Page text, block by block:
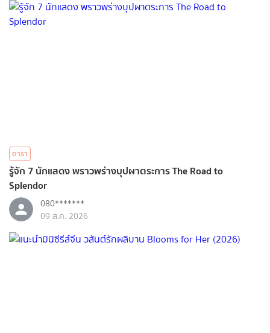
ดารา
รู้จัก 7 นักแสดง พราวพร่างบุปผาตระการ The Road to
Splendor
080*******
09 ส.ค. 2026